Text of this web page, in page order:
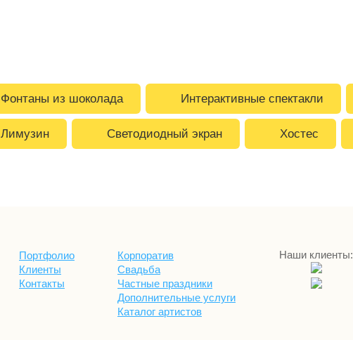
Фонтаны из шоколада Интерактивные спектакли
Лимузин Светодиодный экран Хостес
Портфолио
Клиенты
Контакты
Корпоратив
Свадьба
Частные праздники
Дополнительные услуги
Каталог артистов
Наши клиенты: